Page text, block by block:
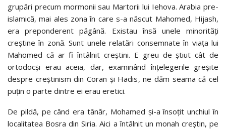
grupări precum mormonii sau Martorii lui Iehova. Arabia pre-
islamică, mai ales zona în care s-a născut Mahomed, Hijash,
era preponderent păgână. Existau însă unele minorități
creștine în zonă. Sunt unele relatări consemnate în viața lui
Mahomed că ar fi întâlnit creștini. E greu de știut cât de
ortodocși erau aceia, dar, examinând înțelegerile greșite
despre creștinism din Coran și Hadis, ne dăm seama că cel
puțin o parte dintre ei erau eretici.
De pildă, pe când era tânăr, Mohamed și-a însoțit unchiul în
localitatea Bosra din Siria. Aici a întâlnit un monah creștin, pe